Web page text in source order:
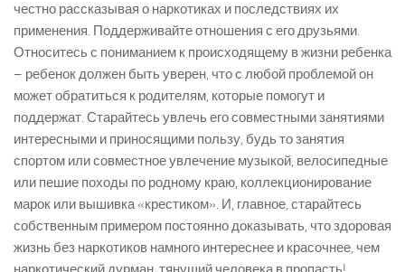
честно рассказывая о наркотиках и последствиях их
применения. Поддерживайте отношения с его друзьями.
Относитесь с пониманием к происходящему в жизни ребенка
– ребенок должен быть уверен, что с любой проблемой он
может обратиться к родителям, которые помогут и
поддержат. Старайтесь увлечь его совместными занятиями
интересными и приносящими пользу, будь то занятия
спортом или совместное увлечение музыкой, велосипедные
или пешие походы по родному краю, коллекционирование
марок или вышивка «крестиком». И, главное, старайтесь
собственным примером постоянно доказывать, что здоровая
жизнь без наркотиков намного интереснее и красочнее, чем